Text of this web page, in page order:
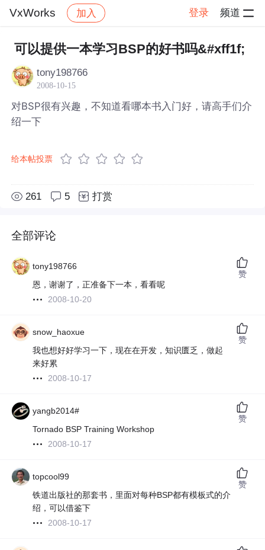
VxWorks 加入 登录 频道
社区 VxWorks 帖子详情
可以提供一本学习BSP的好书吗&#xff1f;
tony198766
2008-10-15
对BSP很有兴趣，不知道看哪本书入门好，请高手们介
绍一下
给本帖投票
261 5 打赏
全部评论
tony198766
恩，谢谢了，正准备下一本，看看呢
2008-10-20
赞
snow_haoxue
我也想好好学习一下，现在在开发，知识匮乏，做起
来好累
2008-10-17
赞
yangb2014#
Tornado BSP Training Workshop
2008-10-17
赞
topcool99
铁道出版社的那套书，里面对每种BSP都有模板式的介
绍，可以借鉴下
2008-10-17
赞